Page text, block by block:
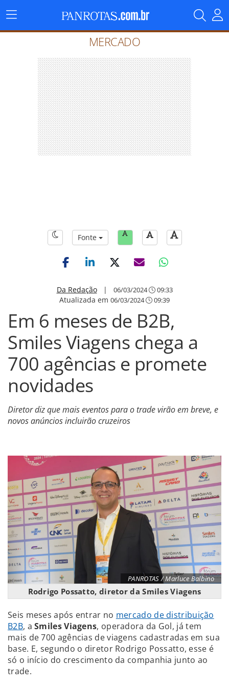
Menu
Principal
MERCADO
Fonte
Da Redação| 06/03/2024 09:33
Atualizada em 06/03/2024 09:39
Em 6 meses de B2B,
Smiles Viagens chega a
700 agências e promete
novidades
Diretor diz que mais eventos para o trade virão em breve, e
novos anúncios incluirão cruzeiros
PANROTAS / Marluce Balbino
Rodrigo Possatto, diretor da Smiles Viagens
Seis meses após entrar no mercado de distribuição
B2B, aSmiles Viagens, operadora da Gol, já tem
mais de 700 agências de viagens cadastradas em sua
base. E, segundo o diretor Rodrigo Possatto, esse é
só o início do crescimento da companhia junto ao
trade.